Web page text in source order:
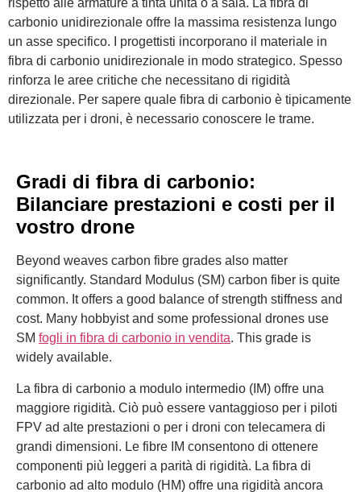
rispetto alle armature a tinta unita o a saia. La fibra di
carbonio unidirezionale offre la massima resistenza lungo
un asse specifico. I progettisti incorporano il materiale in
fibra di carbonio unidirezionale in modo strategico. Spesso
rinforza le aree critiche che necessitano di rigidità
direzionale. Per sapere quale fibra di carbonio è tipicamente
utilizzata per i droni, è necessario conoscere le trame.
Gradi di fibra di carbonio:
Bilanciare prestazioni e costi per il
vostro drone
Beyond weaves carbon fibre grades also matter
significantly. Standard Modulus (SM) carbon fiber is quite
common. It offers a good balance of strength stiffness and
cost. Many hobbyist and some professional drones use
SM fogli in fibra di carbonio in vendita. This grade is
widely available.
La fibra di carbonio a modulo intermedio (IM) offre una
maggiore rigidità. Ciò può essere vantaggioso per i piloti
FPV ad alte prestazioni o per i droni con telecamera di
grandi dimensioni. Le fibre IM consentono di ottenere
componenti più leggeri a parità di rigidità. La fibra di
carbonio ad alto modulo (HM) offre una rigidità ancora